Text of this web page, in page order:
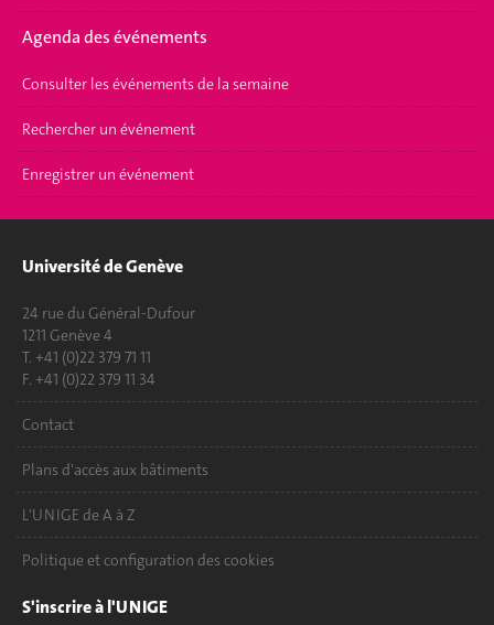
Agenda des événements
Consulter les événements de la semaine
Rechercher un événement
Enregistrer un événement
Université de Genève
24 rue du Général-Dufour
1211 Genève 4
T. +41 (0)22 379 71 11
F. +41 (0)22 379 11 34
Contact
Plans d'accès aux bâtiments
L'UNIGE de A à Z
Politique et configuration des cookies
S'inscrire à l'UNIGE